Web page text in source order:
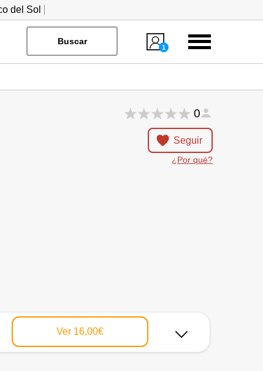
del Sol
Buscar
1
Menú
0
Seguir
¿Por qué?
Ver 16,00€